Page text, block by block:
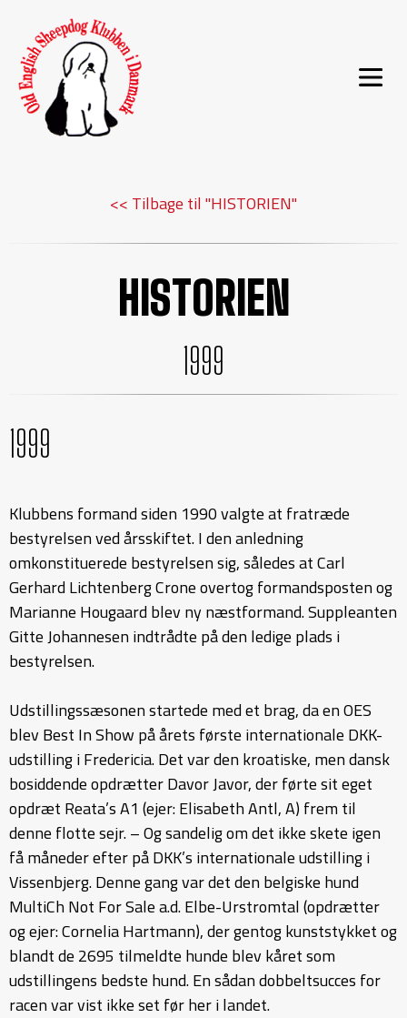
<< Tilbage til "HISTORIEN"
HISTORIEN
1999
1999
Klubbens formand siden 1990 valgte at fratræde
bestyrelsen ved årsskiftet. I den anledning
omkonstituerede bestyrelsen sig, således at Carl
Gerhard Lichtenberg Crone overtog formandsposten og
Marianne Hougaard blev ny næstformand. Suppleanten
Gitte Johannesen indtrådte på den ledige plads i
bestyrelsen.
Udstillingssæsonen startede med et brag, da en OES
blev Best In Show på årets første internationale DKK-
udstilling i Fredericia. Det var den kroatiske, men dansk
bosiddende opdrætter Davor Javor, der førte sit eget
opdræt Reata’s A1 (ejer: Elisabeth Antl, A) frem til
denne flotte sejr. – Og sandelig om det ikke skete igen
få måneder efter på DKK’s internationale udstilling i
Vissenbjerg. Denne gang var det den belgiske hund
MultiCh Not For Sale a.d. Elbe-Urstromtal (opdrætter
og ejer: Cornelia Hartmann), der gentog kunststykket og
blandt de 2695 tilmeldte hunde blev kåret som
udstillingens bedste hund. En sådan dobbeltsucces for
racen var vist ikke set før her i landet.